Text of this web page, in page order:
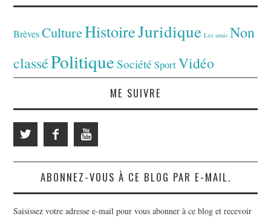
Brèves CultureHistoireJuridique Les amis Non
classéPolitiqueSociété SportVidéo
ME SUIVRE
ABONNEZ-VOUS À CE BLOG PAR E-MAIL.
Saisissez votre adresse e-mail pour vous abonner à ce blog et recevoir